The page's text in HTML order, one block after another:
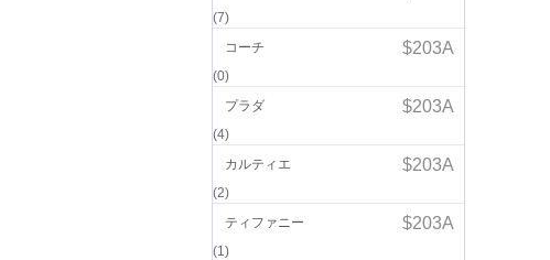
(7)
コーチ
(0)
プラダ
(4)
カルティエ
(2)
ティファニー
(1)